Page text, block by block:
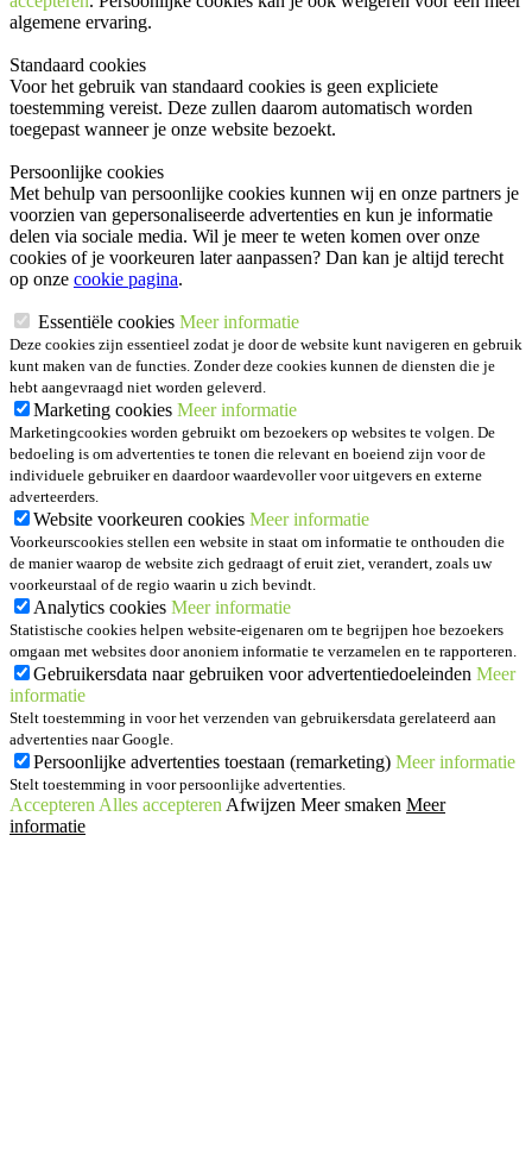
algemene ervaring.
Standaard cookies
Voor het gebruik van standaard cookies is geen expliciete
toestemming vereist. Deze zullen daarom automatisch worden
toegepast wanneer je onze website bezoekt.
Persoonlijke cookies
Met behulp van persoonlijke cookies kunnen wij en onze partners je
voorzien van gepersonaliseerde advertenties en kun je informatie
delen via sociale media. Wil je meer te weten komen over onze
cookies of je voorkeuren later aanpassen? Dan kan je altijd terecht
op onze cookie pagina.
Essentiële cookies Meer informatie
Deze cookies zijn essentieel zodat je door de website kunt navigeren en gebruik
kunt maken van de functies. Zonder deze cookies kunnen de diensten die je
hebt aangevraagd niet worden geleverd.
Marketing cookies Meer informatie
Marketingcookies worden gebruikt om bezoekers op websites te volgen. De
bedoeling is om advertenties te tonen die relevant en boeiend zijn voor de
individuele gebruiker en daardoor waardevoller voor uitgevers en externe
adverteerders.
Website voorkeuren cookies Meer informatie
Voorkeurscookies stellen een website in staat om informatie te onthouden die
de manier waarop de website zich gedraagt of eruit ziet, verandert, zoals uw
voorkeurstaal of de regio waarin u zich bevindt.
Analytics cookies Meer informatie
Statistische cookies helpen website-eigenaren om te begrijpen hoe bezoekers
omgaan met websites door anoniem informatie te verzamelen en te rapporteren.
Gebruikersdata naar gebruiken voor advertentiedoeleinden Meer
informatie
Stelt toestemming in voor het verzenden van gebruikersdata gerelateerd aan
advertenties naar Google.
Persoonlijke advertenties toestaan (remarketing) Meer informatie
Stelt toestemming in voor persoonlijke advertenties.
Accepteren Alles accepteren Afwijzen Meer smaken Meer
informatie